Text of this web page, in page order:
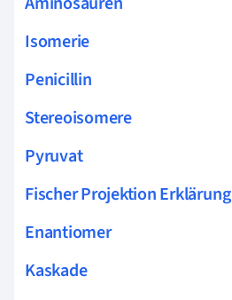
Isomerie
Penicillin
Stereoisomere
Pyruvat
Fischer Projektion Erklärung
Enantiomer
Kaskade